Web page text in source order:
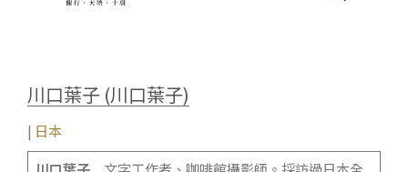
川口葉子 (川口葉子)
| 日本